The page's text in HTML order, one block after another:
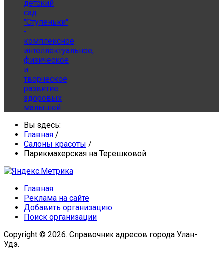
детский
сад
"Ступеньки"
-
комплексное
интеллектуальное,
физическое
и
творческое
развитие
здоровых
малышей
Вы здесь:
Главная /
Салоны красоты /
Парикмахерская на Терешковой
Главная
Реклама на сайте
Добавить организацию
Поиск организации
Copyright © 2026. Справочник адресов города Улан-
Удэ.